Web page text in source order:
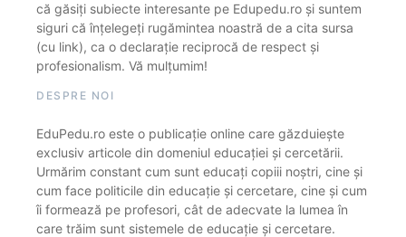
că găsiți subiecte interesante pe Edupedu.ro și suntem
siguri că înțelegeți rugămintea noastră de a cita sursa
(cu link), ca o declarație reciprocă de respect și
profesionalism. Vă mulțumim!
DESPRE NOI
EduPedu.ro este o publicație online care găzduiește
exclusiv articole din domeniul educației și cercetării.
Urmărim constant cum sunt educați copiii noștri, cine și
cum face politicile din educație și cercetare, cine și cum
îi formează pe profesori, cât de adecvate la lumea în
care trăim sunt sistemele de educație și cercetare.